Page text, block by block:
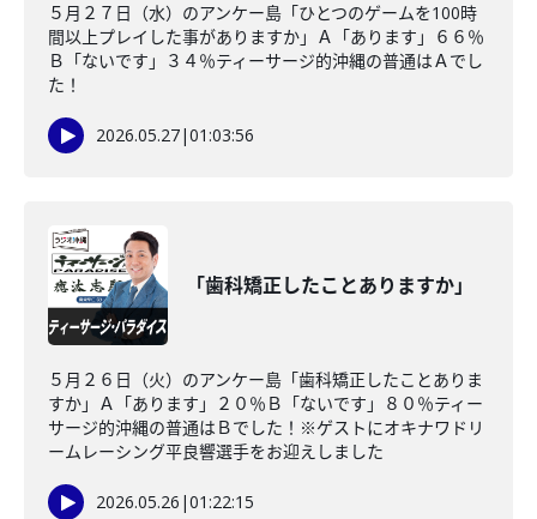
５月２７日（水）のアンケー島「ひとつのゲームを100時
間以上プレイした事がありますか」Ａ「あります」６６％
Ｂ「ないです」３４％ティーサージ的沖縄の普通はＡでし
た！
2026.05.27|01:03:56
「歯科矯正したことありますか」
５月２６日（火）のアンケー島「歯科矯正したことありま
すか」Ａ「あります」２０％Ｂ「ないです」８０％ティー
サージ的沖縄の普通はＢでした！※ゲストにオキナワドリ
ームレーシング平良響選手をお迎えしました
2026.05.26 |01:22:15